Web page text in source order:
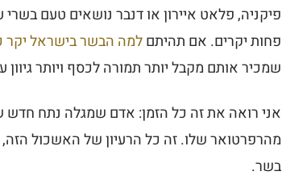
פיקניה, פלאט איירון או דנבר נושאים טעם
פחות יקרים. אם תהיתםלמה הבשר בישראל יקר
שמכיר אותם מקבל יותר תמורה לכסף ויותר גיוון
אני רואה את זה כל הזמן: אדם שמגלה נתח חדש
מהרפרטואר שלו. זה כל הרעיון של האשכול
בשר.